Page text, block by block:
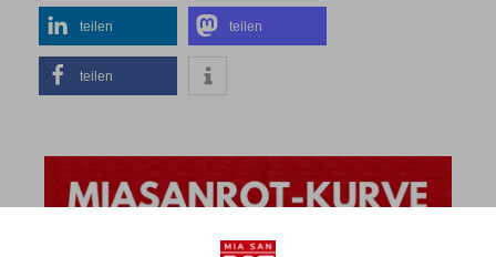
teilen teilen
teilen